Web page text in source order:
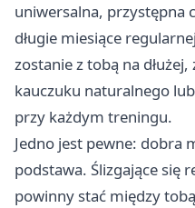
uniwersalna, przystępna
długie miesiące
zostanie z tobą na
kauczuku naturalnego
przy każdym treningu.
Jedno jest pewne: dobra
podstawa. Ślizgające się
powinny stać między